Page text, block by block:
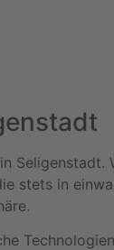
stets in